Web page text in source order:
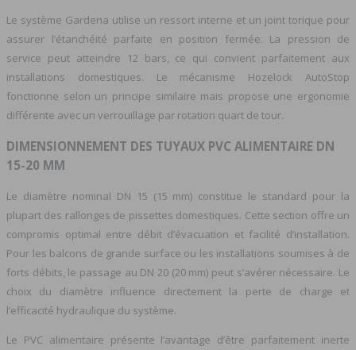
Le système Gardena utilise un ressort interne et un joint torique pour
assurer l’étanchéité parfaite en position fermée. La pression de
service peut atteindre 12 bars, ce qui convient parfaitement aux
installations domestiques. Le mécanisme Hozelock AutoStop
fonctionne selon un principe similaire mais propose une ergonomie
différente avec un verrouillage par rotation quart de tour.
DIMENSIONNEMENT DES TUYAUX PVC ALIMENTAIRE DN
15-20 MM
Le diamètre nominal DN 15 (15 mm) constitue le standard pour la
plupart des rallonges de pissettes domestiques. Cette section offre un
compromis optimal entre débit d’évacuation et facilité d’installation.
Pour les balcons de grande surface ou les installations soumises à de
forts débits, le passage au DN 20 (20 mm) peut s’avérer nécessaire. Le
choix du diamètre influence directement la perte de charge et
l’efficacité hydraulique du système.
Le PVC alimentaire présente l’avantage d’être parfaitement inerte